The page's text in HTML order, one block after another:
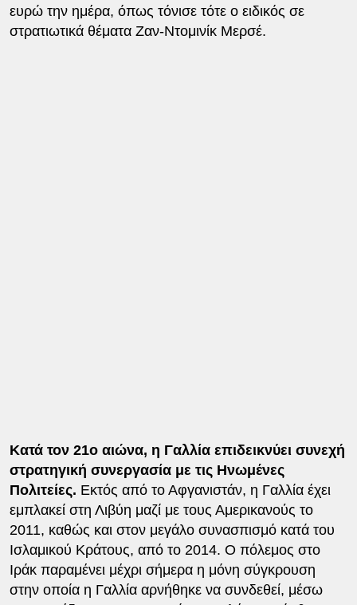
ευρώ την ημέρα, όπως τόνισε τότε ο ειδικός σε
στρατιωτικά θέματα Ζαν-Ντομινίκ Μερσέ.
Κατά τον 21ο αιώνα, η Γαλλία επιδεικνύει συνεχή
στρατηγική συνεργασία με τις Ηνωμένες
Πολιτείες. Εκτός από το Αφγανιστάν, η Γαλλία έχει
εμπλακεί στη Λιβύη μαζί με τους Αμερικανούς το
2011, καθώς και στον μεγάλο συνασπισμό κατά του
Ισλαμικού Κράτους, από το 2014. Ο πόλεμος στο
Ιράκ παραμένει μέχρι σήμερα η μόνη σύγκρουση
στην οποία η Γαλλία αρνήθηκε να συνδεθεί, μέσω